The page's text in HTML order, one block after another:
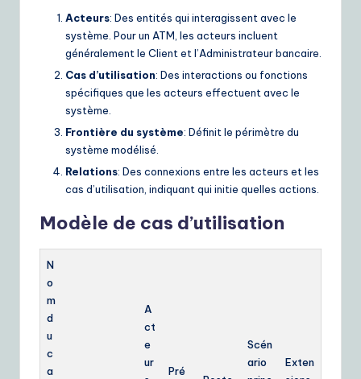
Acteurs: Des entités qui interagissent avec le
système. Pour un ATM, les acteurs incluent
généralement le Client et l’Administrateur bancaire.
Cas d’utilisation: Des interactions ou fonctions
spécifiques que les acteurs effectuent avec le
système.
Frontière du système: Définit le périmètre du
système modélisé.
Relations: Des connexions entre les acteurs et les
cas d’utilisation, indiquant qui initie quelles actions.
Modèle de cas d’utilisation
N
o
m
d
u
c
a
A
ct
e
ur
Pré
Scén
ario
Exten